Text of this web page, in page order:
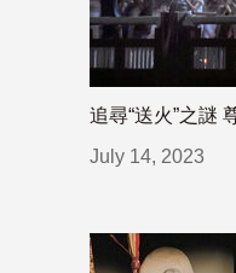
追尋“送火”之謎
July 14, 2023